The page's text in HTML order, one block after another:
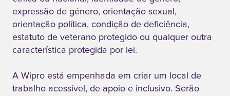
expressão de género, orientação sexual,
orientação política, condição de deficiência,
estatuto de veterano protegido ou qualquer outra
característica protegida por lei.
A Wipro está empenhada em criar um local de
trabalho acessível, de apoio e inclusivo. Serão